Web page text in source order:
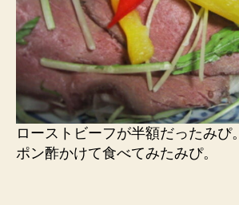
ローストビーフが半額だったみぴ。
ポン酢かけて食べてみたみぴ。